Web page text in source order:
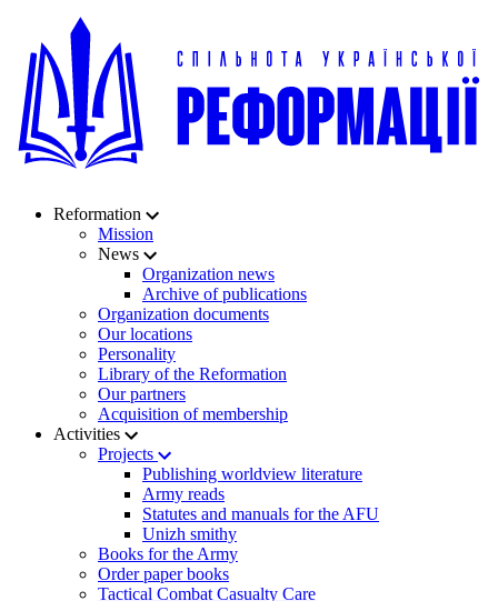
Reformation
Mission
News
Organization news
Archive of publications
Organization documents
Our locations
Personality
Library of the Reformation
Our partners
Acquisition of membership
Activities
Projects
Publishing worldview literature
Army reads
Statutes and manuals for the AFU
Unizh smithy
Books for the Army
Order paper books
Tactical Combat Casualty Care